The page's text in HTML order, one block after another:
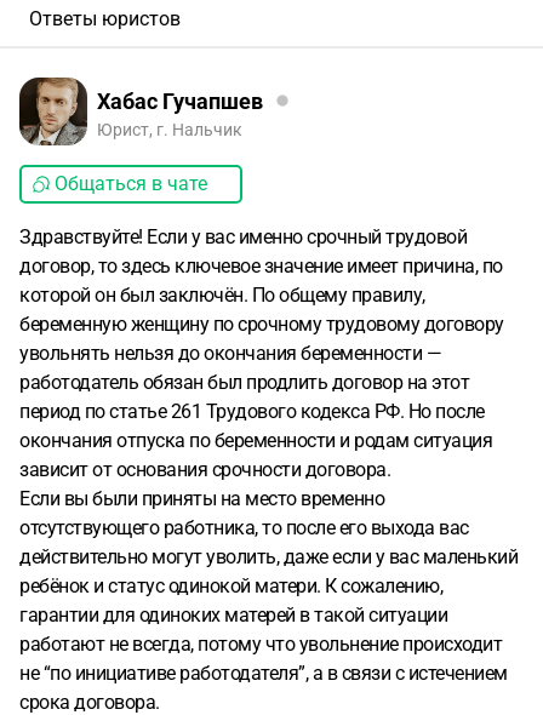
Ответы юристов
Хабас Гучапшев
Юрист, г. Нальчик
Общаться в чате
Здравствуйте! Если у вас именно срочный трудовой
договор, то здесь ключевое значение имеет причина, по
которой он был заключён. По общему правилу,
беременную женщину по срочному трудовому договору
увольнять нельзя до окончания беременности —
работодатель обязан был продлить договор на этот
период по статье 261 Трудового кодекса РФ. Но после
окончания отпуска по беременности и родам ситуация
зависит от основания срочности договора.
Если вы были приняты на место временно
отсутствующего работника, то после его выхода вас
действительно могут уволить, даже если у вас маленький
ребёнок и статус одинокой матери. К сожалению,
гарантии для одиноких матерей в такой ситуации
работают не всегда, потому что увольнение происходит
не “по инициативе работодателя”, а в связи с истечением
срока договора.